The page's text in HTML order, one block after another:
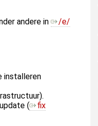
andere in
/e/
installeren
(
fix